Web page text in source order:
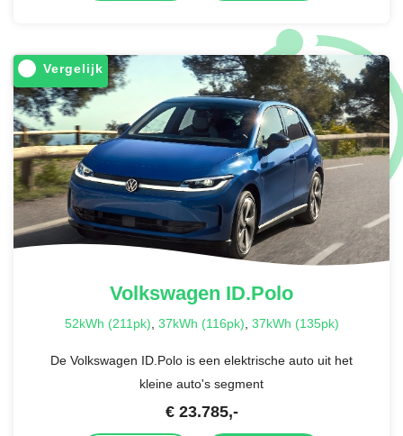
Vergelijk
Volkswagen ID.Polo
52kWh (211pk), 37kWh (116pk), 37kWh (135pk)
De Volkswagen ID.Polo is een elektrische auto uit het
kleine auto's segment
€ 23.785,-